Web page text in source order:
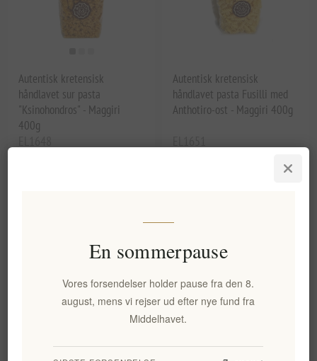
Autentisk kretensisk
håndlavet sur pasta
"Ksinohondros" - Maggiri
400g
EL1648
Autentisk kretensisk
håndlavet pasta Fusilli med
Anthotiro-ost - Maggiri 400g
EL1651
Enhedspris: 83,17 kr. per 1 kg(s)
En sommerpause
Vores forsendelser holder pause fra den 8.
august, mens vi rejser ud efter nye fund fra
Middelhavet.